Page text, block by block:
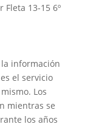
Fleta 13-15 6º
información
el servicio
Los
mientras se
los años